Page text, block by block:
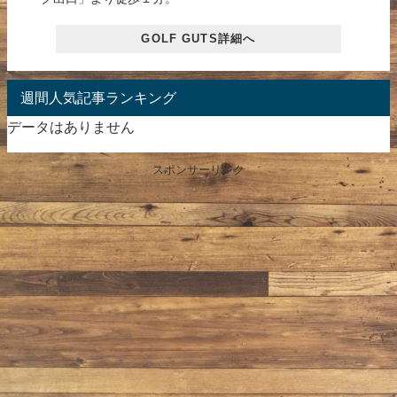
GOLF GUTS詳細へ
週間人気記事ランキング
データはありません
スポンサーリンク